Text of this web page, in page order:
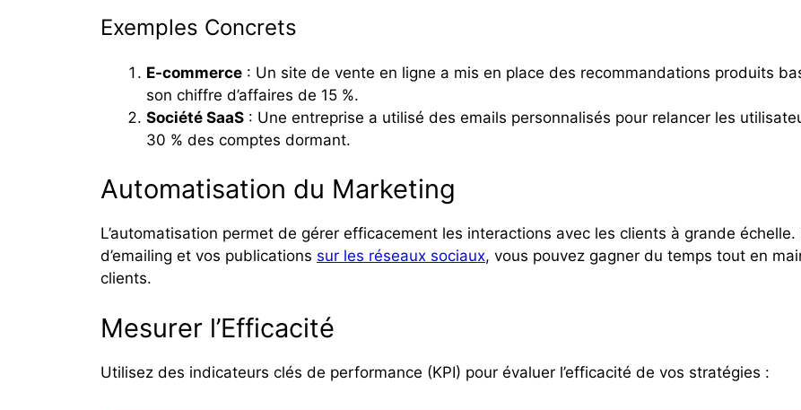
Exemples Concrets
E-commerce : Un site de vente en ligne a mis en place des recommandations produits
son chiffre d’affaires de 15 %.
Société SaaS : Une entreprise a utilisé des emails personnalisés pour relancer les
30 % des comptes dormant.
Automatisation du Marketing
L’automatisation permet de gérer efficacement les interactions avec les clients à grande
d’emailing et vos publications sur les réseaux sociaux, vous pouvez gagner du temps tout en
clients.
Mesurer l’Efficacité
Utilisez des indicateurs clés de performance (KPI) pour évaluer l’efficacité de vos stratégies :